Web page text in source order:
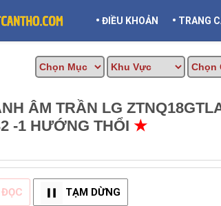
• ĐIỀU KHOẢN • TRANG
ÂM TRẦN LG
-1 HƯỚNG THỔI ★
TẠM DỪNG